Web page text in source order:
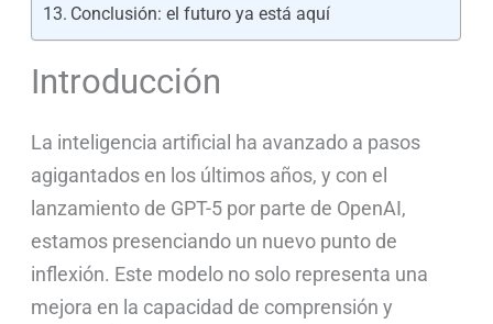
Conclusión: el futuro ya está aquí
Introducción
La inteligencia artificial ha avanzado a pasos
agigantados en los últimos años, y con el
lanzamiento de GPT-5 por parte de OpenAI,
estamos presenciando un nuevo punto de
inflexión. Este modelo no solo representa una
mejora en la capacidad de comprensión y